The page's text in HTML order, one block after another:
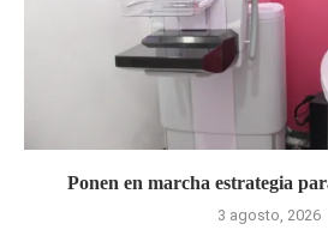
Ponen en marcha estrategia
3 agosto, 2026